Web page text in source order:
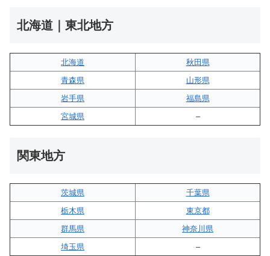
北海道｜東北地方
北海道
秋田県
青森県
山形県
岩手県
福島県
宮城県
–
関東地方
茨城県
千葉県
栃木県
東京都
群馬県
神奈川県
埼玉県
–